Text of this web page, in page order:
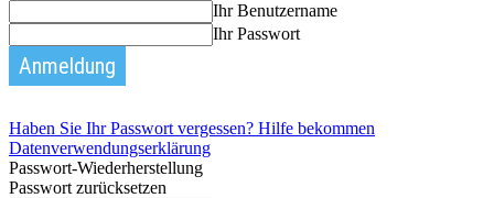
Ihr Benutzername
Ihr Passwort
Haben Sie Ihr Passwort vergessen? Hilfe bekommen
Datenverwendungserklärung
Passwort-Wiederherstellung
Passwort zurücksetzen